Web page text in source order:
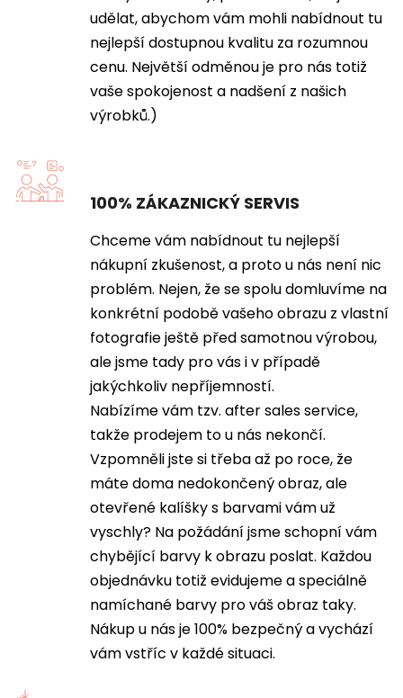
udělat, abychom vám mohli nabídnout tu
nejlepší dostupnou kvalitu za rozumnou
cenu. Největší odměnou je pro nás totiž
vaše spokojenost a nadšení z našich
výrobků.)
100% ZÁKAZNICKÝ SERVIS
Chceme vám nabídnout tu nejlepší
nákupní zkušenost, a proto u nás není nic
problém. Nejen, že se spolu domluvíme na
konkrétní podobě vašeho obrazu z vlastní
fotografie ještě před samotnou výrobou,
ale jsme tady pro vás i v případě
jakýchkoliv nepříjemností.
Nabízíme vám tzv. after sales service,
takže prodejem to u nás nekončí.
Vzpomněli jste si třeba až po roce, že
máte doma nedokončený obraz, ale
otevřené kalíšky s barvami vám už
vyschly? Na požádání jsme schopní vám
chybějící barvy k obrazu poslat. Každou
objednávku totiž evidujeme a speciálně
namíchané barvy pro váš obraz taky.
Nákup u nás je 100% bezpečný a vychází
vám vstříc v každé situaci.